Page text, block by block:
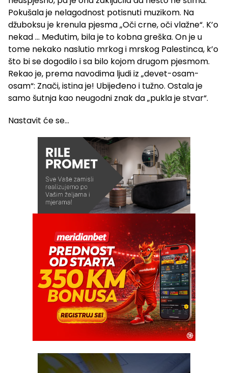
Pokušala je nelagodnost potisnuti muzikom. Na
džuboksu je krenula pjesma „Oči crne, oči vlažne“. K’o
nekad … Međutim, bila je to kobna greška. On je u
tome nekako naslutio mrkog i mrskog Palestinca, k’o
što bi se dogodilo i sa bilo kojom drugom pjesmom.
Rekao je, prema navodima ljudi iz „devet-osam-
osam“: Znači, istina je! Ubijeđeno i tužno. Ostala je
samo šutnja kao neugodni znak da „pukla je stvar“.
Nastavit će se…